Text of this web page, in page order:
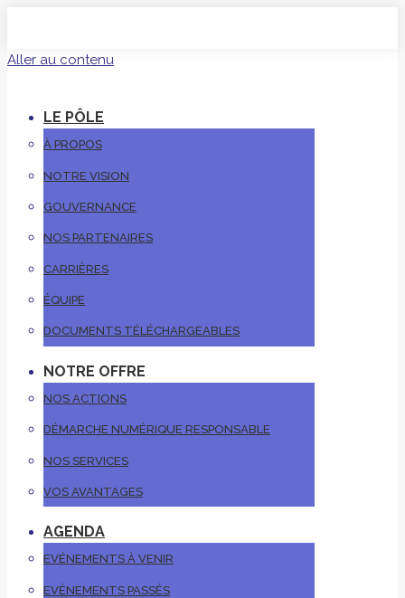
Aller au contenu
LE PÔLE
À PROPOS
NOTRE VISION
GOUVERNANCE
NOS PARTENAIRES
CARRIÈRES
ÉQUIPE
DOCUMENTS TÉLÉCHARGEABLES
NOTRE OFFRE
NOS ACTIONS
DÉMARCHE NUMÉRIQUE RESPONSABLE
NOS SERVICES
VOS AVANTAGES
AGENDA
EVÉNEMENTS À VENIR
EVÉNEMENTS PASSÉS